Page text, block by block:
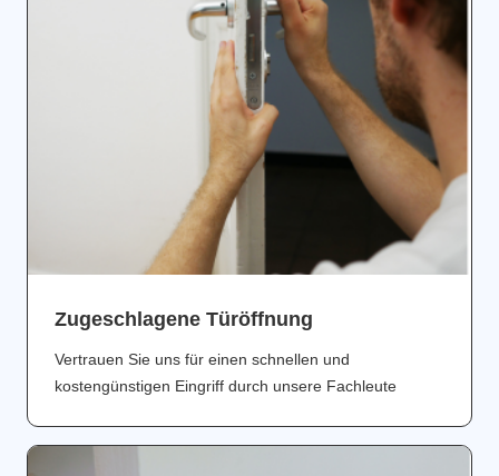
Zugeschlagene Türöffnung
Vertrauen Sie uns für einen schnellen und
kostengünstigen Eingriff durch unsere Fachleute